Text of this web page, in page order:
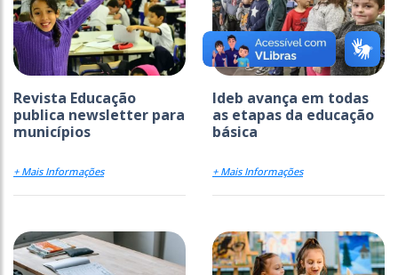
Revista Educação
publica newsletter para
municípios
+ Mais Informações
Ideb avança em todas
as etapas da educação
básica
+ Mais Informações